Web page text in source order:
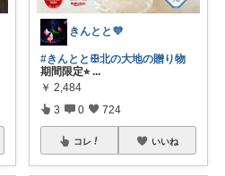
きんとと💜
#きんととꕥ北の大地の贈り物
期間限定⭐︎ ...
￥ 2,484
3 0 724
コレ いいね